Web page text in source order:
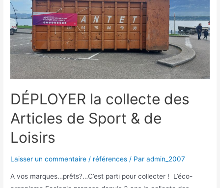
DÉPLOYER la collecte des
Articles de Sport & de
Loisirs
Laisser un commentaire / références / Paradmin_2007
A vos marques…prêts?…C’est parti pour collecter ! L’éco-